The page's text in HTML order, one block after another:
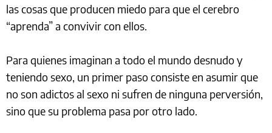
las cosas que producen miedo para que el cerebro
“aprenda” a convivir con ellos.
Para quienes imaginan a todo el mundo desnudo y
teniendo sexo, un primer paso consiste en asumir que
no son adictos al sexo ni sufren de ninguna perversión,
sino que su problema pasa por otro lado.